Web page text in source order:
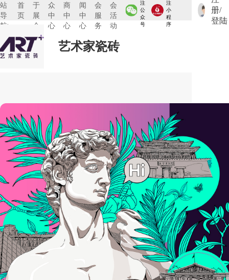
站
导
航:
首
页
于
展
会
众
中
心
商
中
心
闻
中
心
会
服
务
会
活
动
注
公
众
号
注
小
程
序
册/
登陆
艺术家瓷砖